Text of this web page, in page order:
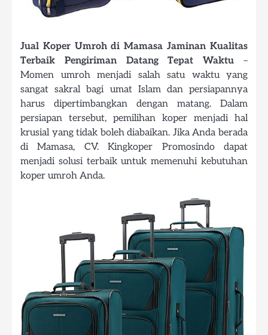
Jual Koper Umroh di Mamasa Jaminan Kualitas
Terbaik Pengiriman Datang Tepat Waktu –
Momen umroh menjadi salah satu waktu yang
sangat sakral bagi umat Islam dan persiapannya
harus dipertimbangkan dengan matang. Dalam
persiapan tersebut, pemilihan koper menjadi hal
krusial yang tidak boleh diabaikan. Jika Anda berada
di Mamasa, CV. Kingkoper Promosindo dapat
menjadi solusi terbaik untuk memenuhi kebutuhan
koper umroh Anda.